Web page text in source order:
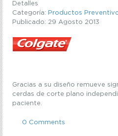
Detalles
Categoría: Productos
Publicado: 29 Agosto 2013
Gracias a su diseño remueve
cerdas de corte plano
paciente.
0 Comments